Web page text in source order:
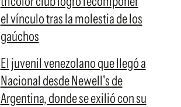
el vínculo tras la molestia de los
gaúchos
El juvenil venezolano que llegó a
Nacional desde Newell's de
Argentina, donde se exilió con su